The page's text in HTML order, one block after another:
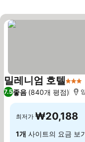
밀레니엄 호텔3 성급
7.5좋음 (840개 평점)
최저가 ₩20,188
1개 사이트의 요금 보